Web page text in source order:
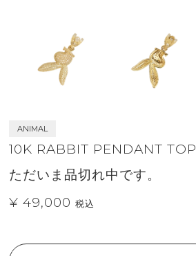
ANIMAL
10K RABBIT PENDANT TOP
ただいま品切れ中です。
¥ 49,000税込